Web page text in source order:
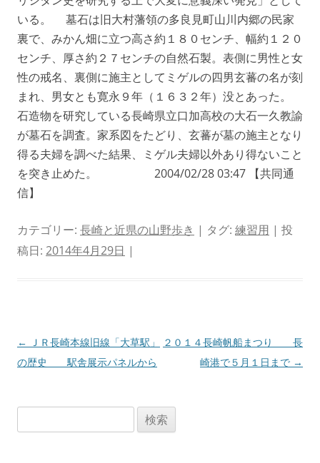
いる。 墓石は旧大村藩領の多良見町山川内郷の民家
裏で、みかん畑に立つ高さ約１８０センチ、幅約１２０
センチ、厚さ約２７センチの自然石製。表側に男性と女
性の戒名、裏側に施主としてミゲルの四男玄蕃の名が刻
まれ、男女とも寛永９年（１６３２年）没とあった。
石造物を研究している長崎県立口加高校の大石一久教諭
が墓石を調査。家系図をたどり、玄蕃が墓の施主となり
得る夫婦を調べた結果、ミゲル夫婦以外あり得ないこと
を突き止めた。 2004/02/28 03:47 【共同通
信】
カテゴリー: 長崎と近県の山野歩き | タグ: 練習用 | 投
稿日: 2014年4月29日 |
投
稿
← ＪＲ長崎本線旧線「大草駅」
の歴史 駅舎展示パネルから
２０１４長崎帆船まつり 長
崎港で５月１日まで →
索: